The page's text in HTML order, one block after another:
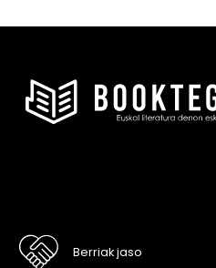
Berriak jaso